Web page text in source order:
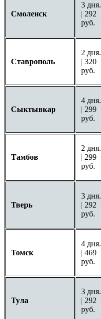
Смоленск
3 дня.
| 292
руб.
Ставрополь
2 дня.
| 320
руб.
Сыктывкар
4 дня.
| 299
руб.
Тамбов
2 дня.
| 299
руб.
Тверь
3 дня.
| 292
руб.
Томск
4 дня.
| 469
руб.
Тула
3 дня.
| 292
руб.